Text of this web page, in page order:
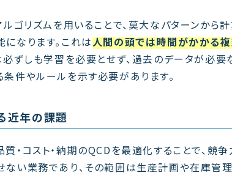
ゴリズムを用いることで、莫大なパターンから
なります。これは人間の頭では時間がかかる
ずしも学習を必要とせず、過去のデータが必要
件やルールを示す必要があります。
近年の課題
・コスト・納期のQCDを最適化することで、競
ない業務であり、その範囲は生産計画や在庫管